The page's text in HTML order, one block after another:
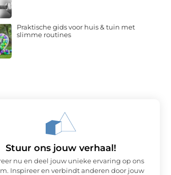
Praktische gids voor huis & tuin met
slimme routines
Stuur ons jouw verhaal!
nu en deel jouw unieke ervaring op ons
Inspireer en verbindt anderen door jouw